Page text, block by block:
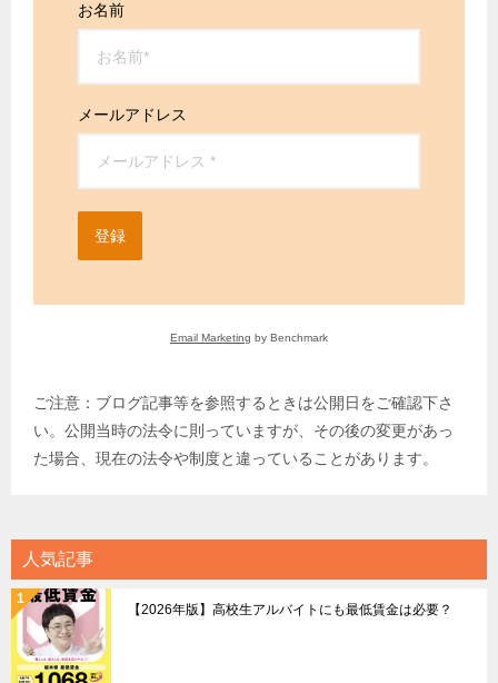
お名前
メールアドレス
登録
Email Marketing by Benchmark
ご注意：ブログ記事等を参照するときは公開日をご確認下さ
い。公開当時の法令に則っていますが、その後の変更があっ
た場合、現在の法令や制度と違っていることがあります。
人気記事
【2026年版】高校生アルバイトにも最低賃金は必要？